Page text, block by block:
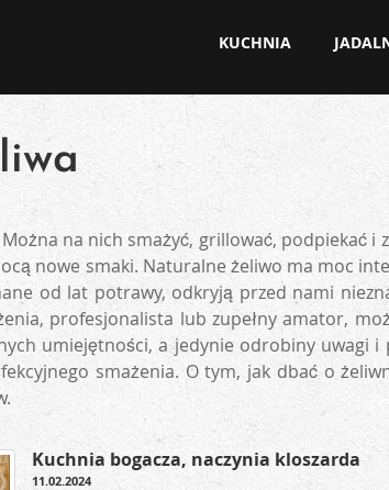
KUCHNIA
na nich smażyć, grillować, podpiekać i
nowe smaki. Naturalne żeliwo ma moc
od lat potrawy, odkryją przed nami
profesjonalista lub zupełny amator,
umiejętności, a jedynie odrobiny uwagi i
smażenia. O tym, jak dbać o
Kuchnia bogacza, naczynia kloszarda
11.02.2024